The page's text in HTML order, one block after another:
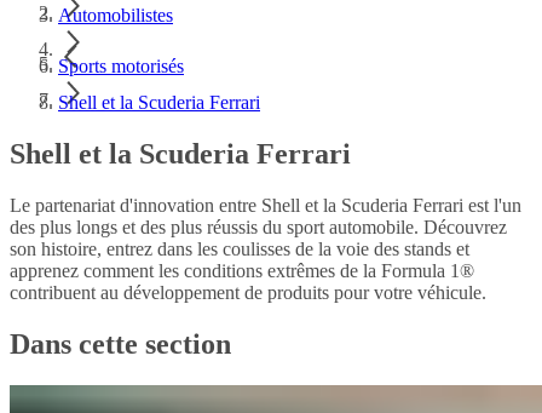
Automobilistes
Sports motorisés
Shell et la Scuderia Ferrari
Shell et la Scuderia Ferrari
Le partenariat d'innovation entre Shell et la Scuderia Ferrari est l'un
des plus longs et des plus réussis du sport automobile. Découvrez
son histoire, entrez dans les coulisses de la voie des stands et
apprenez comment les conditions extrêmes de la Formula 1®
contribuent au développement de produits pour votre véhicule.
Dans cette section